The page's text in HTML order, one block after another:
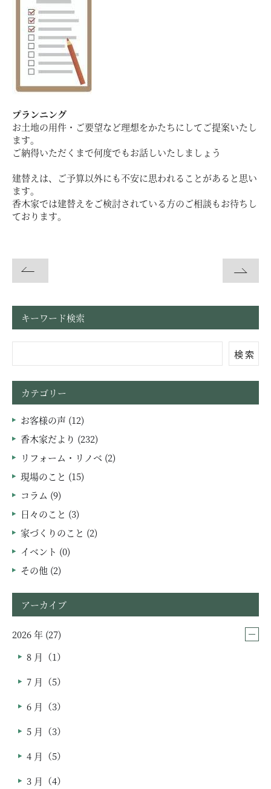
ペレットストーブ
よくある質問
会社情報
イベント ニュース 採用情報
お問い合わせ・資料請求
プランニング
お土地の用件・ご要望など理想をかたちにしてご提案いたし
ます。
ご納得いただくまで何度でもお話しいたしましょう
建替えは、ご予算以外にも不安に思われることがあると思い
ます。
香木家では建替えをご検討されている方のご相談もお待ちし
ております。
キーワード検索
検 索
カテゴリー
お客様の声 (12)
香木家だより (232)
リフォーム・リノベ (2)
現場のこと (15)
コラム (9)
日々のこと (3)
家づくりのこと (2)
イベント (0)
その他 (2)
アーカイブ
2026 年 (27)
8 月（1）
7 月（5）
6 月（3）
5 月（3）
4 月（5）
3 月（4）